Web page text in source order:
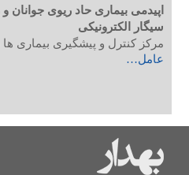
اپیدمی بیماری حاد ریوی جوانان و
سیگار الکترونیکی
مرکز کنترل و پیشگیری بیماری ها
عامل…